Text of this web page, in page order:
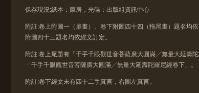
保存現況:紙本：庫房，光碟：出版組資訊中心
附註:卷上附圖一（扉畫）、卷下附圖四十四（拖尾畫）題名均
附圖四十三題名均依經文訂定。
附註:卷上尾題有「千手千眼觀世音菩薩廣大圓滿╱無量大延壽
「千手千眼觀世音菩薩廣大圓滿╱無量大延壽陀羅尼經卷下」。
附註:卷下經文末有四十二手真言，右圖左真言。